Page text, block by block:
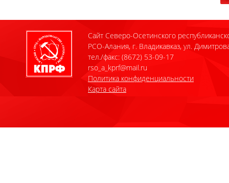
Сайт Северо-Осетинского
РСО-Алания, г. Владикавказ, ул.
тел./факс: (8672) 53-09-17
rso_a_kprf@mail.ru
Политика конфиденциальности
Карта сайта